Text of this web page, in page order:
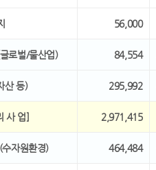
56,000
로벌/물산업) 84,554
산 등) 295,992
사 업] 2,971,415
자원환경) 464,484